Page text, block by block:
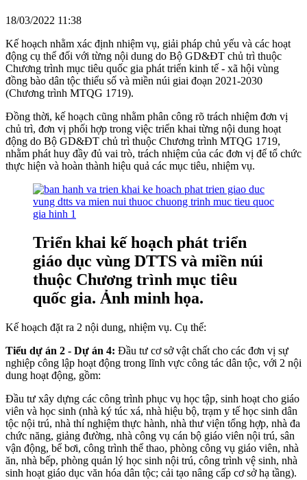
18/03/2022 11:38
Kế hoạch nhằm xác định nhiệm vụ, giải pháp chủ yếu và các hoạt
động cụ thể đối với từng nội dung do Bộ GD&ĐT chủ trì thuộc
Chương trình mục tiêu quốc gia phát triển kinh tế - xã hội vùng
đồng bào dân tộc thiểu số và miền núi giai đoạn 2021-2030
(Chương trình MTQG 1719).
Đồng thời, kế hoạch cũng nhằm phân công rõ trách nhiệm đơn vị
chủ trì, đơn vị phối hợp trong việc triển khai từng nội dung hoạt
động do Bộ GD&ĐT chủ trì thuộc Chương trình MTQG 1719,
nhằm phát huy đầy đủ vai trò, trách nhiệm của các đơn vị để tổ chức
thực hiện và hoàn thành hiệu quả các mục tiêu, nhiệm vụ.
Triển khai kế hoạch phát triển
giáo dục vùng DTTS và miền núi
thuộc Chương trình mục tiêu
quốc gia. Ảnh minh họa.
Kế hoạch đặt ra 2 nội dung, nhiệm vụ. Cụ thể:
Tiểu dự án 2 - Dự án 4: Đầu tư cơ sở vật chất cho các đơn vị sự
nghiệp công lập hoạt động trong lĩnh vực công tác dân tộc, với 2 nội
dung hoạt động, gồm:
Đầu tư xây dựng các công trình phục vụ học tập, sinh hoạt cho giáo
viên và học sinh (nhà ký túc xá, nhà hiệu bộ, trạm y tế học sinh dân
tộc nội trú, nhà thí nghiệm thực hành, nhà thư viện tổng hợp, nhà đa
chức năng, giảng đường, nhà công vụ cán bộ giáo viên nội trú, sân
vận động, bể bơi, công trình thể thao, phòng công vụ giáo viên, nhà
ăn, nhà bếp, phòng quản lý học sinh nội trú, công trình vệ sinh, nhà
sinh hoạt giáo dục văn hóa dân tộc; cải tạo nâng cấp cơ sở hạ tầng).